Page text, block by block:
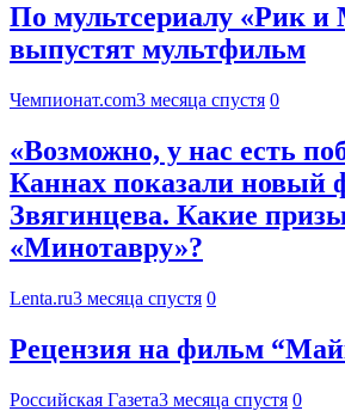
По мультсериалу «Рик и
выпустят мультфильм
Чемпионат.com3 месяца спустя 0
«Возможно, у нас есть
Каннах показали новый
Звягинцева. Какие
«Минотавру»?
Lenta.ru3 месяца спустя 0
Рецензия на фильм
Российская Газета3 месяца спустя 0